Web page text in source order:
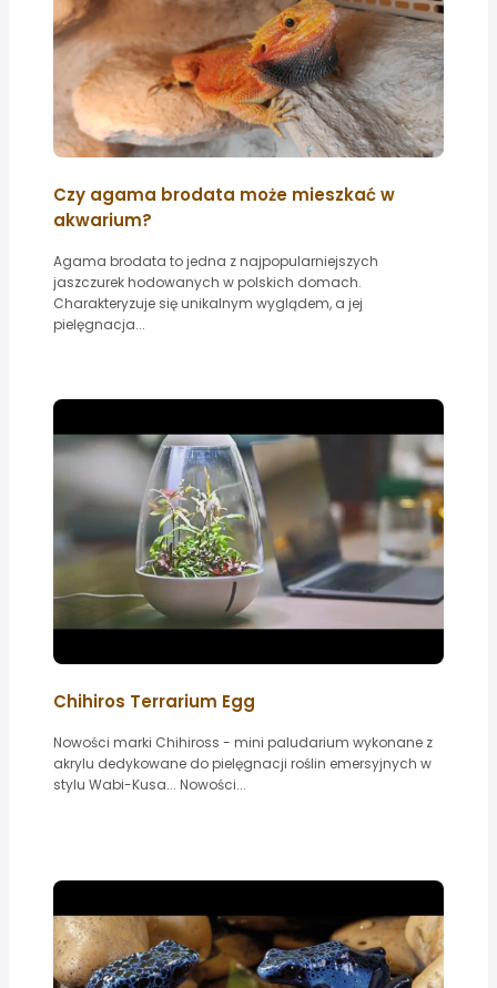
Czy agama brodata może mieszkać w
akwarium?
Agama brodata to jedna z najpopularniejszych
jaszczurek hodowanych w polskich domach.
Charakteryzuje się unikalnym wyglądem, a jej
pielęgnacja...
Chihiros Terrarium Egg
Nowości marki Chihiross - mini paludarium wykonane z
akrylu dedykowane do pielęgnacji roślin emersyjnych w
stylu Wabi-Kusa... Nowości...